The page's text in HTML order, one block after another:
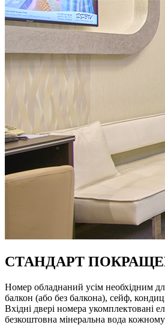
СТАНДАРТ
Номер обладнаний усім необхідним
балкон (або без балкона), сейф,
Вхідні двері номера укомплектовані
безкоштовна мінеральна вода